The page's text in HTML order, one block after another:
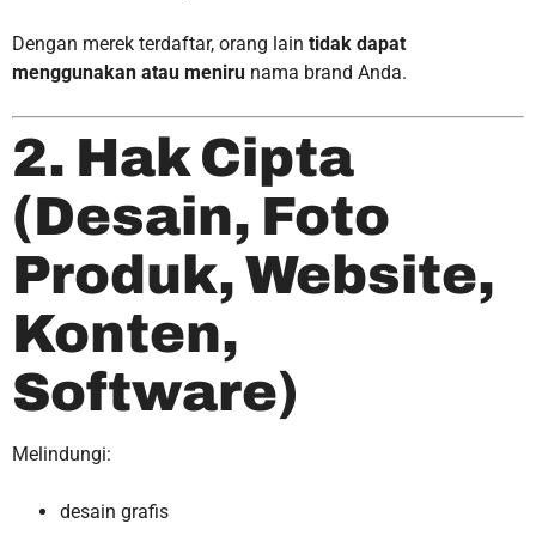
Dengan merek terdaftar, orang lain tidak dapat
menggunakan atau meniru nama brand Anda.
2. Hak Cipta
(Desain, Foto
Produk, Website,
Konten,
Software)
Melindungi:
desain grafis